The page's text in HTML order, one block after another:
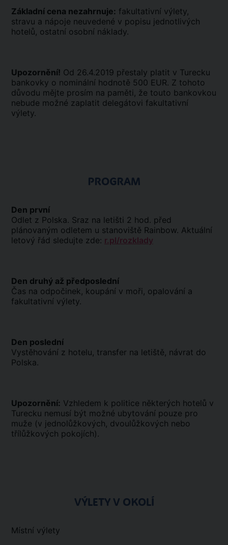
Základní cena nezahrnuje: fakultativní výlety,
stravu a nápoje neuvedené v popisu jednotlivých
hotelů, ostatní osobní náklady.
Upozornění! Od 26.4.2019 přestaly platit v Turecku
bankovky o nominální hodnotě 500 EUR. Z tohoto
důvodu mějte prosím na paměti, že touto bankovkou
nebude možné zaplatit delegátovi fakultativní
výlety.
PROGRAM
Den první
Odlet z Polska. Sraz na letišti 2 hod. před
plánovaným odletem u stanoviště Rainbow. Aktuální
letový řád sledujte zde: r.pl/rozklady
Den druhý až předposlední
Čas na odpočinek, koupání v moři, opalování a
fakultativní výlety.
Den poslední
Vystěhování z hotelu, transfer na letiště, návrat do
Polska.
Upozornění: Vzhledem k politice některých hotelů v
Turecku nemusí být možné ubytování pouze pro
muže (v jednolůžkových, dvoulůžkových nebo
třílůžkových pokojích).
VÝLETY V OKOLÍ
Místní výlety